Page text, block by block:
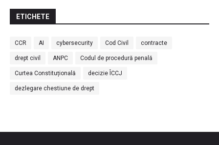
ETICHETE
CCR AI cybersecurity Cod Civil contracte
drept civil ANPC Codul de procedură penală
Curtea Constituțională decizie ÎCCJ
dezlegare chestiune de drept